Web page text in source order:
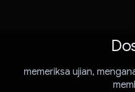
memeriksa ujian,